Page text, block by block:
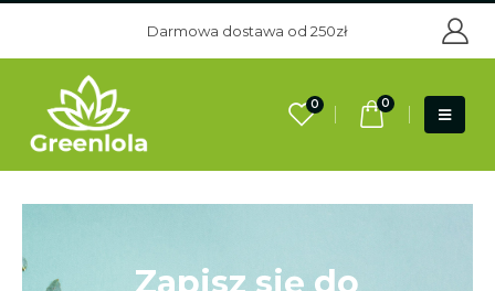
Darmowa dostawa od 250zł
0 0
Zapisz się do